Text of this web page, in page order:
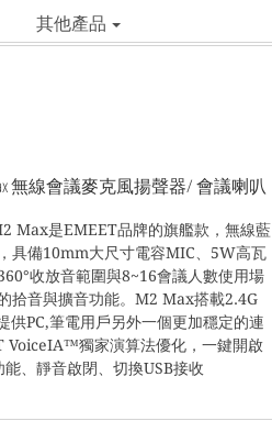
其他產品
Max 無線會議麥克風揚聲器/ 會議喇叭
Max是EMEET品牌的旗艦款，無線藍
具備10mm大尺寸電容MIC、5W高瓦
收放音範圍與8~16會議人數使用場
拾音與擴音功能。M2 Max搭載2.4G
供PC,筆電用戶另外一個更加穩定的連
VoiceIA™獨家演算法優化，一鍵開啟
、靜音啟閉、切換USB接收